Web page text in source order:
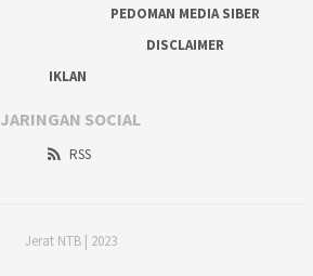
PEDOMAN MEDIA SIBER
DISCLAIMER
IKLAN
JARINGAN SOCIAL
RSS
Jerat NTB | 2023